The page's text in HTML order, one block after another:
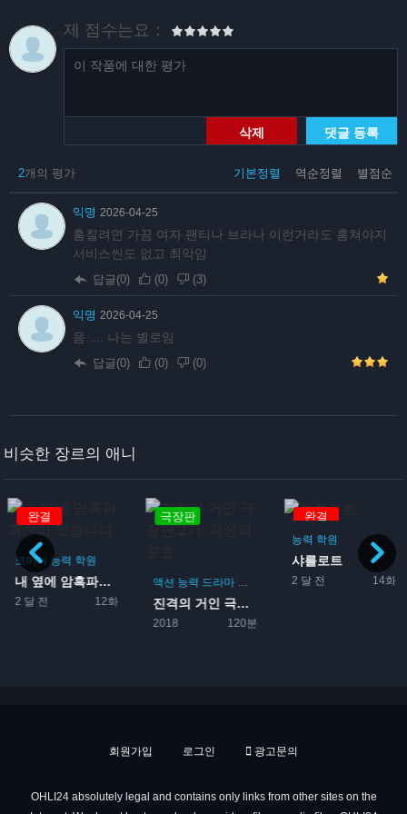
제 점수는요：
삭제 댓글 등록
기본정렬 역순정렬 별점순
2개의 평가
익명 2026-04-25
훔칠려면 가끔 여자 팬티나 브라나 이런거라도 훔쳐야지
서비스씬도 없고 최악임
답글(0) (0) (3)
익명 2026-04-25
음 .... 나는 별로임
답글(0) (0) (0)
비슷한 장르의 애니
완결
코미디 능력 학원
내 옆에 암흑파괴신이 있습니...
2 달 전 12화
극장판
액션 능력 드라마 전투
진격의 거인 극장판 2기: ...
2018 120분
완결
능력 학원
샤를로트
2 달 전 14화
회원가입 로그인 광고문의
OHLI24 absolutely legal and contains only links from other sites on the